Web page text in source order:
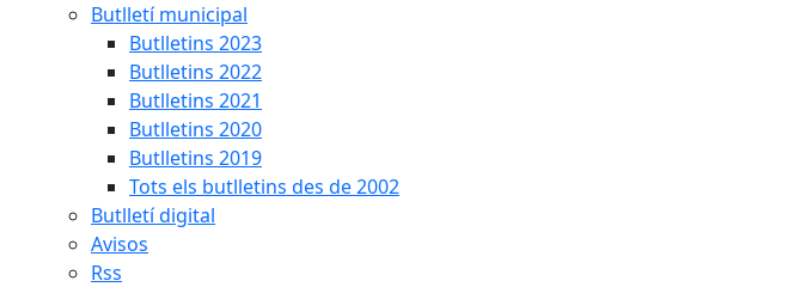
Butlletí municipal
Butlletins 2023
Butlletins 2022
Butlletins 2021
Butlletins 2020
Butlletins 2019
Tots els butlletins des de 2002
Butlletí digital
Avisos
Rss